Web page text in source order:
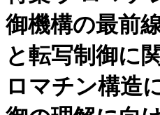
御機構の最前
と転写制御に
ロマチン構造